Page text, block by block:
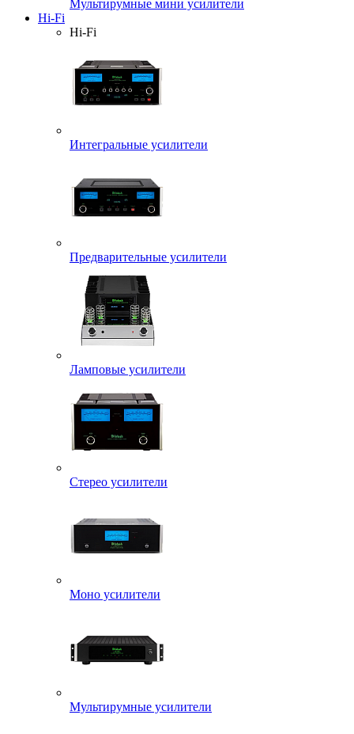
Мультирумные мини усилители
Hi-Fi
Hi-Fi
Интегральные усилители
Предварительные усилители
Ламповые усилители
Стерео усилители
Моно усилители
Мультирумные усилители